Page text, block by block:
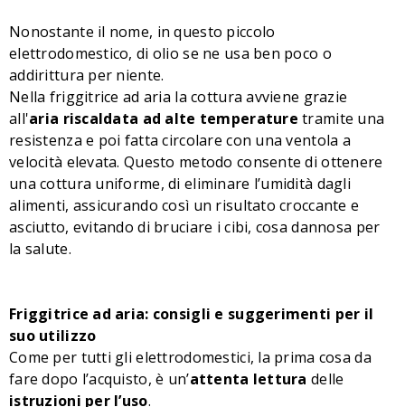
Nonostante il nome, in questo piccolo
elettrodomestico, di olio se ne usa ben poco o
addirittura per niente.
Nella friggitrice ad aria la cottura avviene grazie
all'aria riscaldata ad alte temperature tramite una
resistenza e poi fatta circolare con una ventola a
velocità elevata. Questo metodo consente di ottenere
una cottura uniforme, di eliminare l’umidità dagli
alimenti, assicurando così un risultato croccante e
asciutto, evitando di bruciare i cibi, cosa dannosa per
la salute.
Friggitrice ad aria: consigli e suggerimenti per il
suo utilizzo
Come per tutti gli elettrodomestici, la prima cosa da
fare dopo l’acquisto, è un’attenta lettura delle
istruzioni per l’uso.